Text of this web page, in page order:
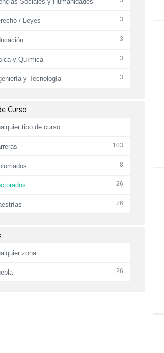
/ Leyes 3
3
y Química 3
y Tecnología 3
Curso
tipo de curso
103
8
26
76
zona
26